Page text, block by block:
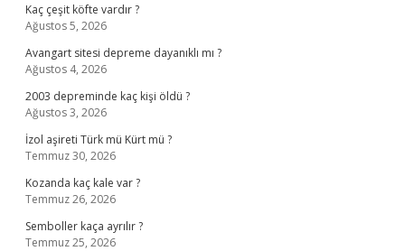
Kaç çeşit köfte vardır ?
Ağustos 5, 2026
Avangart sitesi depreme dayanıklı mı ?
Ağustos 4, 2026
2003 depreminde kaç kişi öldü ?
Ağustos 3, 2026
İzol aşireti Türk mü Kürt mü ?
Temmuz 30, 2026
Kozanda kaç kale var ?
Temmuz 26, 2026
Semboller kaça ayrılır ?
Temmuz 25, 2026